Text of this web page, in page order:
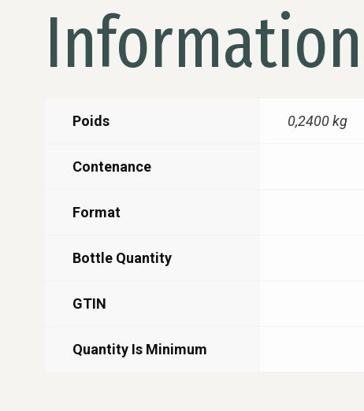
Poids 0,2400 kg
Contenance
Format
Bottle Quantity
GTIN
Quantity Is Minimum